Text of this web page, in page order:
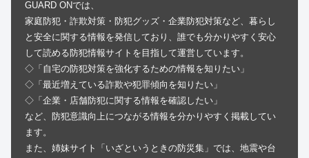
GUARD ONでは、
家庭防犯・詐欺対策・防犯グッズ・企業防犯対策など、暮らし
と安全に関する情報を発信しており、誰でも分かりやすく安心
して読める防犯情報サイトを目指して運営しています。
◇「自宅の防犯対策を強化するための情報を知りたい」
◇「最近増えている詐欺や犯罪傾向を知りたい」
◇「企業・店舗防犯に関する情報を確認したい」
など、防犯意識向上につながる情報を分かりやすく掲載してい
ます。
また、姉妹サイト「いざというときの防災集」では、地震や台